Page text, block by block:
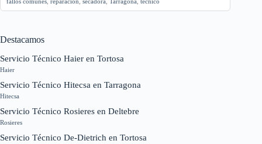
Destacamos
Servicio Técnico Haier en Tortosa
Haier
Servicio Técnico Hitecsa en Tarragona
Hitecsa
Servicio Técnico Rosieres en Deltebre
Rosieres
Servicio Técnico De-Dietrich en Tortosa